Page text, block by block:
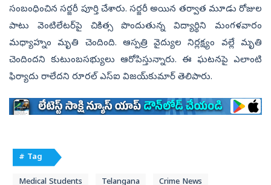
సంబంధించిన సర్జరీ పూర్తి చేశారు. సర్జరీ అయిన తర్వాత మూడు రోజుల
పాటు వెంటిలేటర్‌పై చికిత్స పొందుతున్న విద్యార్థిని మంగళవారం
మధ్యాహ్నం మృతి చెందింది. ఆస్పత్రి వైద్యుల నిర్లక్ష్యం వల్లే మృతి
చెందిందని కుటుంబసభ్యులు ఆరోపిస్తున్నారు. ఈ ఘటనపై ఎలాంటి
ఫిర్యాదు రాలేదని రూరల్‌ ఎస్‌ఐ విజయ్‌కుమార్‌ తెలిపారు.
# Tag
Medical Students Telangana Crime News